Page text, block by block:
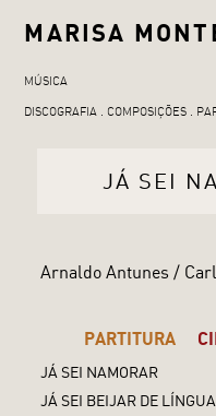
MARISA
MÚSICA
DISCOGRAFIA
COMPOSIÇÕES
JÁ SEI
Arnaldo Antunes /
PARTITURA
JÁ SEI NAMORAR
JÁ SEI BEIJAR DE LÍNGUA